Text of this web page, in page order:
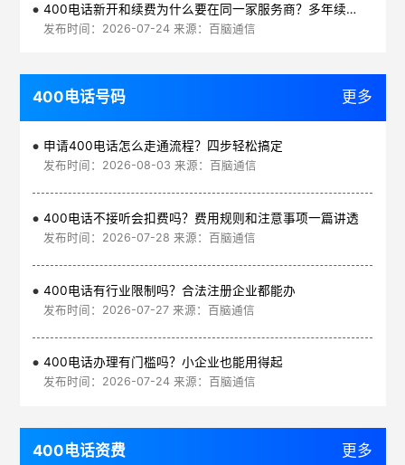
400电话新开和续费为什么要在同一家服务商？多年续费更划算
发布时间：2026-07-24 来源：百脑通信
400电话号码 更多
申请400电话怎么走通流程？四步轻松搞定
发布时间：2026-08-03 来源：百脑通信
400电话不接听会扣费吗？费用规则和注意事项一篇讲透
发布时间：2026-07-28 来源：百脑通信
400电话有行业限制吗？合法注册企业都能办
发布时间：2026-07-27 来源：百脑通信
400电话办理有门槛吗？小企业也能用得起
发布时间：2026-07-24 来源：百脑通信
400电话资费 更多